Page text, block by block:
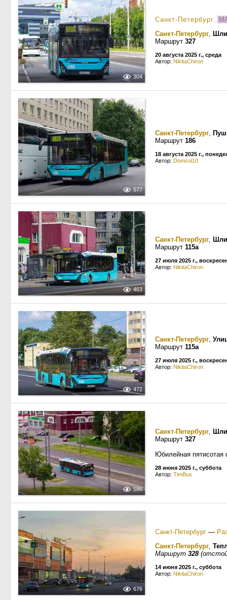
304
Санкт-Петербург,
Санкт-Петербург,
Маршрут 327
20 августа 2025 г., среда
Автор: NikitaChiron
577
Санкт-Петербург,
Маршрут 186
18 августа 2025 г.,
Автор: Domcol10
463
Санкт-Петербург,
Маршрут 115а
27 июля 2025 г.,
Автор: NikitaChiron
472
Санкт-Петербург,
Маршрут 115а
27 июля 2025 г.,
Автор: NikitaChiron
586
Санкт-Петербург,
Маршрут 327
Юбилейная пятисотая
28 июня 2025 г., суббота
Автор: TimBus
676
Санкт-Петербург —
Санкт-Петербург,
Маршрут 328
14 июня 2025 г., суббота
Автор: NikitaChiron